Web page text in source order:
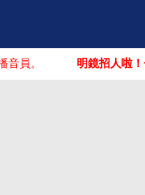
明鏡招人啦！你可能